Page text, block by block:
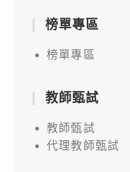
榜單專區
榜單專區
教師甄試
教師甄試
代理教師甄試